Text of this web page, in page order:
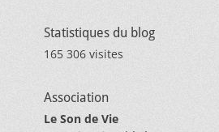
Statistiques du blog
165 306 visites
Association
Le Son de Vie